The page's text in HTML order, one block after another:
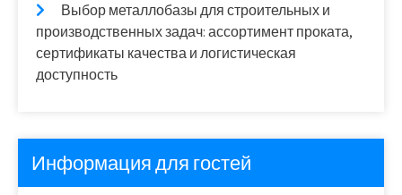
Выбор металлобазы для строительных и
производственных задач: ассортимент проката,
сертификаты качества и логистическая
доступность
Информация для гостей